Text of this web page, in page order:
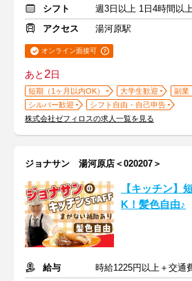
シフト
週3日以上 1日4時間以
アクセス
湯河原駅
オンライン面接可
あと2日
短期（1ヶ月以内OK） 大学生歓迎
副業
シルバー歓迎
シフト自由・自己申告
株式会社ゼフィロスの求人一覧を見る
ジョナサン 湯河原店＜020207＞
【キッチン】
K！髪色自由♪
給与 時給1225円以上＋交通